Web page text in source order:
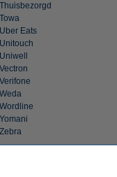
Thuisbezorgd
Towa
Uber Eats
Unitouch
Uniwell
Vectron
Verifone
Weda
Wordline
Yomani
Zebra